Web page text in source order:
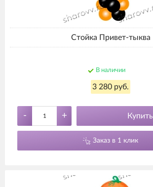
Стойка Привет-тыква
В наличии
3 280 руб.
- + Купить
Заказ в 1 клик